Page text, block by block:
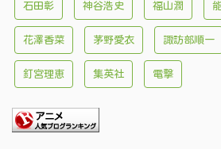
石田彰 神谷浩史 福山潤
花澤香菜 茅野愛衣 諏訪部順一
釘宮理恵 集英社 電撃